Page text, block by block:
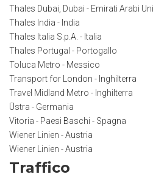
Thales Dubai, Dubai - Emirati Arabi
Thales India - India
Thales Italia S.p.A. - Italia
Thales Portugal - Portogallo
Toluca Metro - Messico
Transport for London - Inghilterra
Travel Midland Metro - Inghilterra
Üstra - Germania
Vitoria - Paesi Baschi - Spagna
Wiener Linien - Austria
Wiener Linien - Austria
Traffico